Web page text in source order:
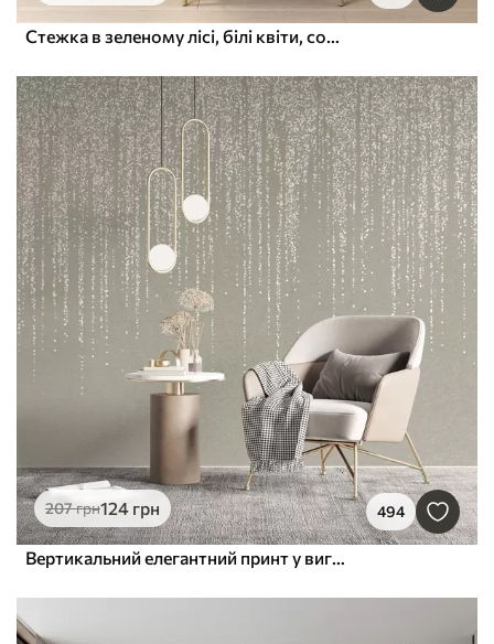
Стежка в зеленому лісі, білі квіти, сонячне світло, малюнок в стилі акрил
207грн124 грн 494
Вертикальний елегантний принт у вигляді крапкової гірлянди на бежевому фактурному тлі, що створює відчуття глибини та руху